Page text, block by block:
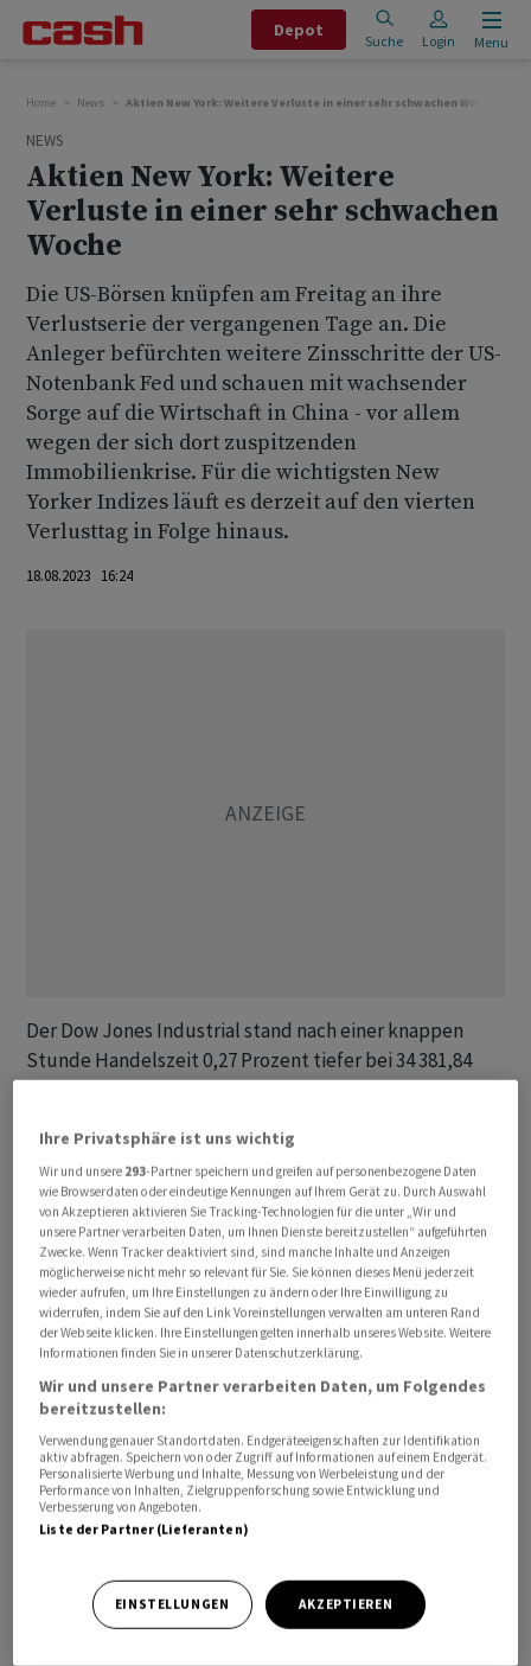
Depot
Suche Login Menu
Home News Aktien New York: Weitere Verluste in einer sehr schwachen Woche
NEWS
Aktien New York: Weitere
Verluste in einer sehr schwachen
Woche
Die US-Börsen knüpfen am Freitag an ihre
Verlustserie der vergangenen Tage an. Die
Anleger befürchten weitere Zinsschritte der US-
Notenbank Fed und schauen mit wachsender
Sorge auf die Wirtschaft in China - vor allem
wegen der sich dort zuspitzenden
Immobilienkrise. Für die wichtigsten New
Yorker Indizes läuft es derzeit auf den vierten
Verlusttag in Folge hinaus.
18.08.2023 16:24
Der Dow Jones Industrial stand nach einer knappen
Stunde Handelszeit 0,27 Prozent tiefer bei 34 381,84
Technologiewerten geprägte Nasdaq 100 büsste sogar
0,87 Prozent auf 14 587,66 Punkte ein. Für die drei
bedeutenden Kursbarometer zeichnen sich damit
Wochenverluste zwischen 2,5 und 2,9 Prozent ab.
Laut Portfoliomanager Thomas Altmann von QC-
Partners bietet vor allem China Grund zur Sorge. "Die
schwache chinesische Wirtschaft und die
Immobilienkrise werden immer mehr zur Belastung für
die Börsen weltweit", sagte er. Der grosse neue
Sorgenpunkt ist, dass der hoch verschuldete
chinesische Immobilienkonzern Evergrande in den USA
Gläubigerschutz beantragt hat.
der Nasdaq gelistet sind, gerieten einmal mehr unter
Druck: Die Titel der chinesischen Internetkonzerne
Ihre Privatsphäre ist uns wichtig
Wir und unsere 293-Partner speichern und greifen auf personenbezogene Daten
wie Browserdaten oder eindeutige Kennungen auf Ihrem Gerät zu. Durch Auswahl
von Akzeptieren aktivieren Sie Tracking-Technologien für die unter „Wir und
unsere Partner verarbeiten Daten, um Ihnen Dienste bereitzustellen“ aufgeführten
Zwecke. Wenn Tracker deaktiviert sind, sind manche Inhalte und Anzeigen
möglicherweise nicht mehr so relevant für Sie. Sie können dieses Menü jederzeit
wieder aufrufen, um Ihre Einstellungen zu ändern oder Ihre Einwilligung zu
widerrufen, indem Sie auf den Link Voreinstellungen verwalten am unteren Rand
der Webseite klicken. Ihre Einstellungen gelten innerhalb unseres Website. Weitere
Informationen finden Sie in unserer Datenschutzerklärung.
Wir und unsere Partner verarbeiten Daten, um Folgendes
bereitzustellen:
Verwendung genauer Standortdaten. Endgeräteeigenschaften zur Identifikation
aktiv abfragen. Speichern von oder Zugriff auf Informationen auf einem Endgerät.
Personalisierte Werbung und Inhalte, Messung von Werbeleistung und der
Performance von Inhalten, Zielgruppenforschung sowie Entwicklung und
Verbesserung von Angeboten.
Liste der Partner (Lieferanten)
EINSTELLUNGEN AKZEPTIEREN